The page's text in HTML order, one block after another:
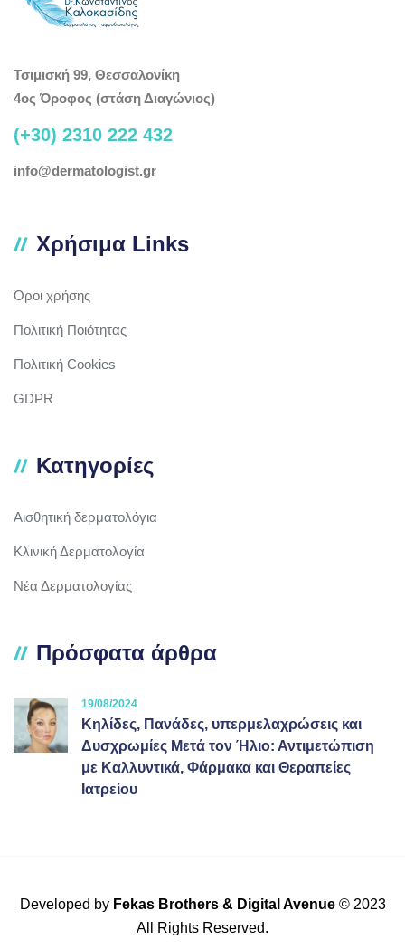
Τσιμισκή 99, Θεσσαλονίκη
4ος Όροφος (στάση Διαγώνιος)
(+30) 2310 222 432
info@dermatologist.gr
Χρήσιμα Links
Όροι χρήσης
Πολιτική Ποιότητας
Πολιτική Cookies
GDPR
Κατηγορίες
Αισθητική δερματολόγια
Κλινική Δερματολογία
Νέα Δερματολογίας
Πρόσφατα άρθρα
19/08/2024
Κηλίδες, Πανάδες, υπερμελαχρώσεις και
Δυσχρωμίες Μετά τον Ήλιο: Αντιμετώπιση
με Καλλυντικά, Φάρμακα και Θεραπείες
Ιατρείου
Developed by Fekas Brothers& Digital Avenue© 2023
All Rights Reserved.